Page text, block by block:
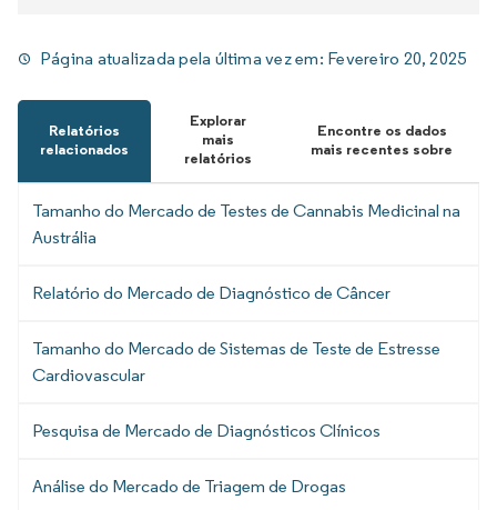
Página atualizada pela última vez em: Fevereiro 20, 2025
Relatórios
relacionados
Explorar
mais
relatórios
Encontre os dados
mais recentes sobre
Tamanho do Mercado de Testes de Cannabis Medicinal na
Austrália
Relatório do Mercado de Diagnóstico de Câncer
Tamanho do Mercado de Sistemas de Teste de Estresse
Cardiovascular
Pesquisa de Mercado de Diagnósticos Clínicos
Análise do Mercado de Triagem de Drogas